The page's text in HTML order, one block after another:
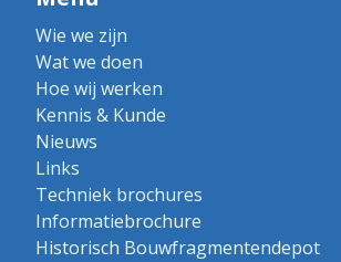
Wie we zijn
Wat we doen
Hoe wij werken
Kennis & Kunde
Nieuws
Links
Techniek brochures
Informatiebrochure
Historisch Bouwfragmentendepot